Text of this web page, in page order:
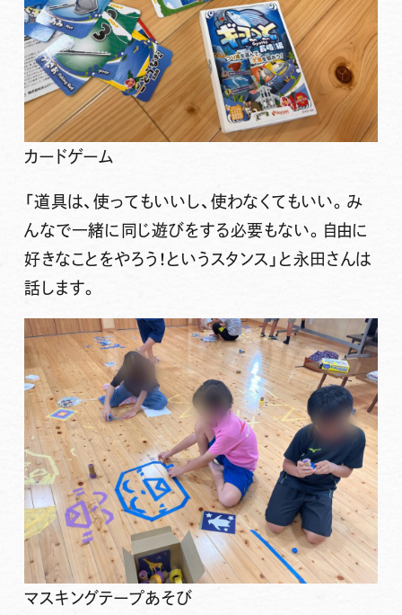
カードゲーム
「道具は、使ってもいいし、使わなくてもいい。み
んなで一緒に同じ遊びをする必要もない。自由に
好きなことをやろう！というスタンス」と永田さんは
話します。
マスキングテープあそび